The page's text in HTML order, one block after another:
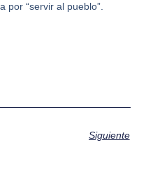
por “servir al pueblo”.
Siguiente